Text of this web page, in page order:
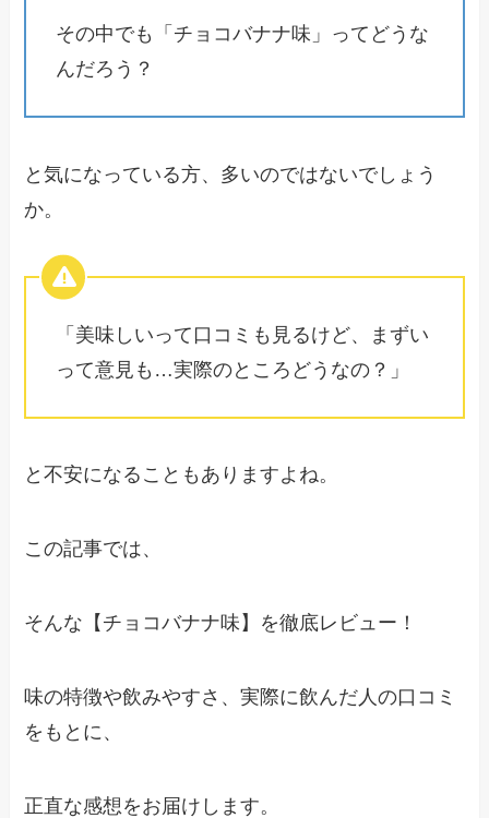
その中でも「チョコバナナ味」ってどうな
んだろう？
と気になっている方、多いのではないでしょう
か。
「美味しいって口コミも見るけど、まずい
って意見も…実際のところどうなの？」
と不安になることもありますよね。
この記事では、
そんな【チョコバナナ味】を徹底レビュー！
味の特徴や飲みやすさ、実際に飲んだ人の口コミ
をもとに、
正直な感想をお届けします。